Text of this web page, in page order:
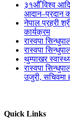
३१औँ विश्व
आदान–प्रदान
नेपाल प्रहरी
कार्यक्रम
रास्वपा
रास्वपा
थुम्पाखर
रास्वपा
उजुरी, सचिवमा
Quick Links